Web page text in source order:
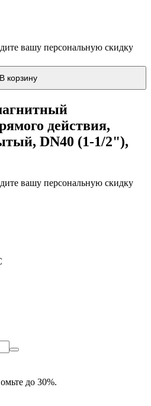
вашу персональную скидку
В корзину
действия,
DN40 (1-1/2"),
вашу персональную скидку
до 30%.